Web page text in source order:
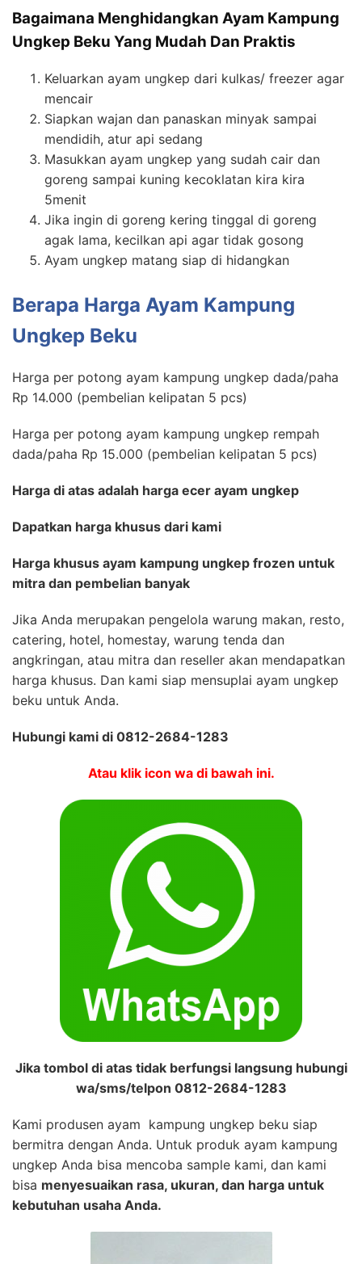
Bagaimana Menghidangkan Ayam Kampung
Ungkep Beku Yang Mudah Dan Praktis
Keluarkan ayam ungkep dari kulkas/ freezer agar
mencair
Siapkan wajan dan panaskan minyak sampai
mendidih, atur api sedang
Masukkan ayam ungkep yang sudah cair dan
goreng sampai kuning kecoklatan kira kira
5menit
Jika ingin di goreng kering tinggal di goreng
agak lama, kecilkan api agar tidak gosong
Ayam ungkep matang siap di hidangkan
Berapa Harga Ayam Kampung
Ungkep Beku
Harga per potong ayam kampung ungkep dada/paha
Rp 14.000 (pembelian kelipatan 5 pcs)
Harga per potong ayam kampung ungkep rempah
dada/paha Rp 15.000 (pembelian kelipatan 5 pcs)
Harga di atas adalah harga ecer ayam ungkep
Dapatkan harga khusus dari kami
Harga khusus ayam kampung ungkep frozen untuk
mitra dan pembelian banyak
Jika Anda merupakan pengelola warung makan, resto,
catering, hotel, homestay, warung tenda dan
angkringan, atau mitra dan reseller akan mendapatkan
harga khusus. Dan kami siap mensuplai ayam ungkep
beku untuk Anda.
Hubungi kami di 0812-2684-1283
Atau klik icon wa di bawah ini.
Jika tombol di atas tidak berfungsi langsung hubungi
wa/sms/telpon 0812-2684-1283
Kami produsen ayam kampung ungkep beku siap
bermitra dengan Anda. Untuk produk ayam kampung
ungkep Anda bisa mencoba sample kami, dan kami
bisa menyesuaikan rasa, ukuran, dan harga untuk
kebutuhan usaha Anda.